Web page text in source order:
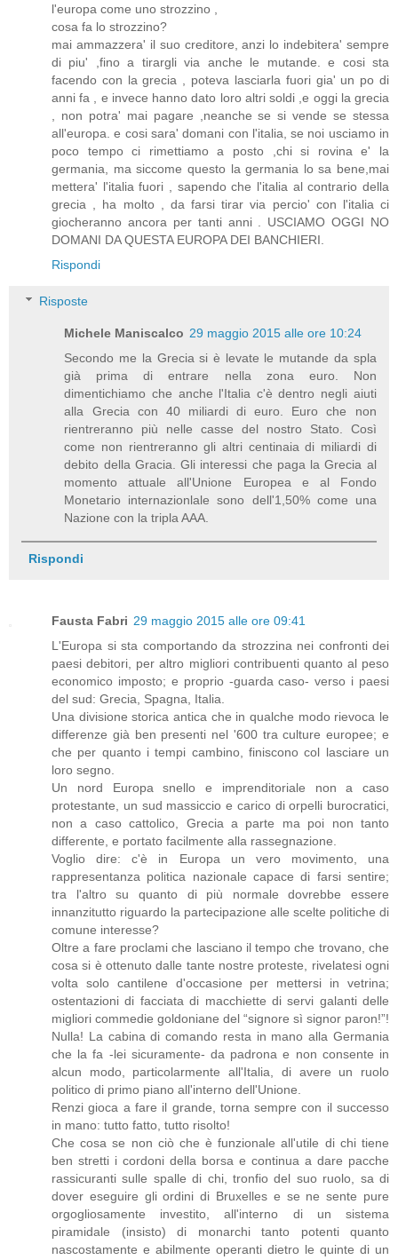
l'europa come uno strozzino ,
cosa fa lo strozzino?
mai ammazzera' il suo creditore, anzi lo indebitera' sempre
di piu' ,fino a tirargli via anche le mutande. e cosi sta
facendo con la grecia , poteva lasciarla fuori gia' un po di
anni fa , e invece hanno dato loro altri soldi ,e oggi la grecia
, non potra' mai pagare ,neanche se si vende se stessa
all'europa. e cosi sara' domani con l'italia, se noi usciamo in
poco tempo ci rimettiamo a posto ,chi si rovina e' la
germania, ma siccome questo la germania lo sa bene,mai
mettera' l'italia fuori , sapendo che l'italia al contrario della
grecia , ha molto , da farsi tirar via percio' con l'italia ci
giocheranno ancora per tanti anni . USCIAMO OGGI NO
DOMANI DA QUESTA EUROPA DEI BANCHIERI.
Rispondi
Risposte
Michele Maniscalco 29 maggio 2015 alle ore 10:24
Secondo me la Grecia si è levate le mutande da spla
già prima di entrare nella zona euro. Non
dimentichiamo che anche l'Italia c'è dentro negli aiuti
alla Grecia con 40 miliardi di euro. Euro che non
rientreranno più nelle casse del nostro Stato. Così
come non rientreranno gli altri centinaia di miliardi di
debito della Gracia. Gli interessi che paga la Grecia al
momento attuale all'Unione Europea e al Fondo
Monetario internazionlale sono dell'1,50% come una
Nazione con la tripla AAA.
Rispondi
Fausta Fabri 29 maggio 2015 alle ore 09:41
L'Europa si sta comportando da strozzina nei confronti dei
paesi debitori, per altro migliori contribuenti quanto al peso
economico imposto; e proprio -guarda caso- verso i paesi
del sud: Grecia, Spagna, Italia.
Una divisione storica antica che in qualche modo rievoca le
differenze già ben presenti nel '600 tra culture europee; e
che per quanto i tempi cambino, finiscono col lasciare un
loro segno.
Un nord Europa snello e imprenditoriale non a caso
protestante, un sud massiccio e carico di orpelli burocratici,
non a caso cattolico, Grecia a parte ma poi non tanto
differente, e portato facilmente alla rassegnazione.
Voglio dire: c'è in Europa un vero movimento, una
rappresentanza politica nazionale capace di farsi sentire;
tra l'altro su quanto di più normale dovrebbe essere
innanzitutto riguardo la partecipazione alle scelte politiche di
comune interesse?
Oltre a fare proclami che lasciano il tempo che trovano, che
cosa si è ottenuto dalle tante nostre proteste, rivelatesi ogni
volta solo cantilene d'occasione per mettersi in vetrina;
ostentazioni di facciata di macchiette di servi galanti delle
migliori commedie goldoniane del “signore sì signor paron!”!
Nulla! La cabina di comando resta in mano alla Germania
che la fa -lei sicuramente- da padrona e non consente in
alcun modo, particolarmente all'Italia, di avere un ruolo
politico di primo piano all'interno dell'Unione.
Renzi gioca a fare il grande, torna sempre con il successo
in mano: tutto fatto, tutto risolto!
Che cosa se non ciò che è funzionale all'utile di chi tiene
ben stretti i cordoni della borsa e continua a dare pacche
rassicuranti sulle spalle di chi, tronfio del suo ruolo, sa di
dover eseguire gli ordini di Bruxelles e se ne sente pure
orgogliosamente investito, all'interno di un sistema
piramidale (insisto) di monarchi tanto potenti quanto
nascostamente e abilmente operanti dietro le quinte di un